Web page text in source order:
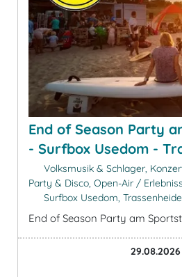
End of Season Party
- Surfbox Usedom -
Volksmusik & Schlager,
Party & Disco, Open-Air /
Surfbox Usedom, Trassenheide
End of Season Party am
29.08.2026